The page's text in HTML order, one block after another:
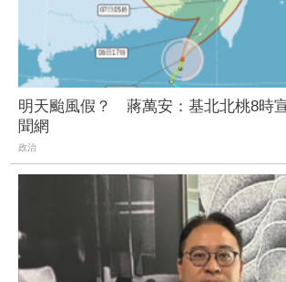
明天颱風假？ 蔣萬安：基北北桃8時
聞網
政治